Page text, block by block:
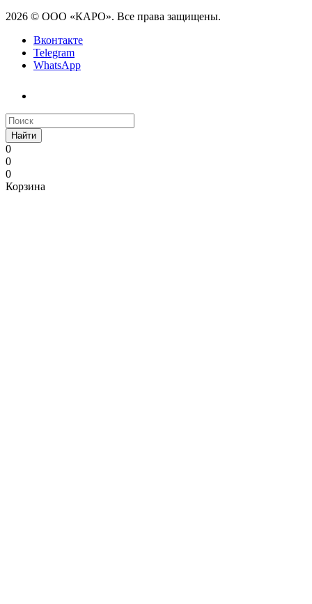
2026 © ООО «КАРО». Все права защищены.
Вконтакте
Telegram
WhatsApp
Найти
0
0
0
Корзина